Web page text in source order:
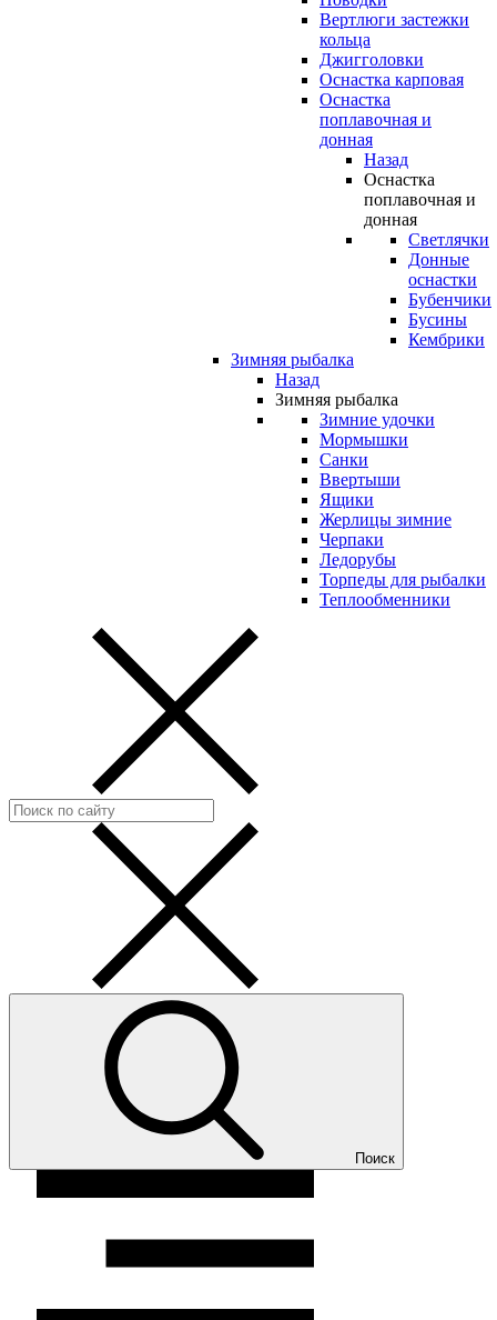
Вертлюги застежки
кольца
Джигголовки
Оснастка карповая
Оснастка
поплавочная и
донная
Назад
Оснастка
поплавочная и
донная
Светлячки
Донные
оснастки
Бубенчики
Бусины
Кембрики
Зимняя рыбалка
Назад
Зимняя рыбалка
Зимние удочки
Мормышки
Санки
Ввертыши
Ящики
Жерлицы зимние
Черпаки
Ледорубы
Торпеды для рыбалки
Теплообменники
Поиск